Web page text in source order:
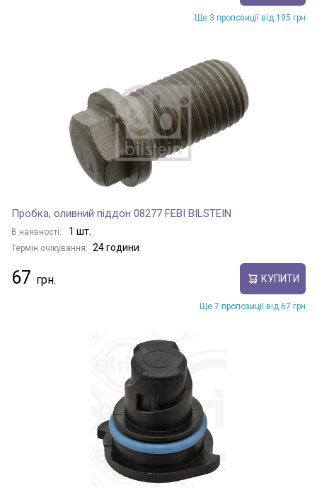
Ще 3 пропозиції від 195 грн
Пробка, оливний піддон 08277 FEBI BILSTEIN
В наявності: 1 шт.
Термін очікування: 24 години
67 КУПИТИ
Ще 7 пропозиції від 67 грн